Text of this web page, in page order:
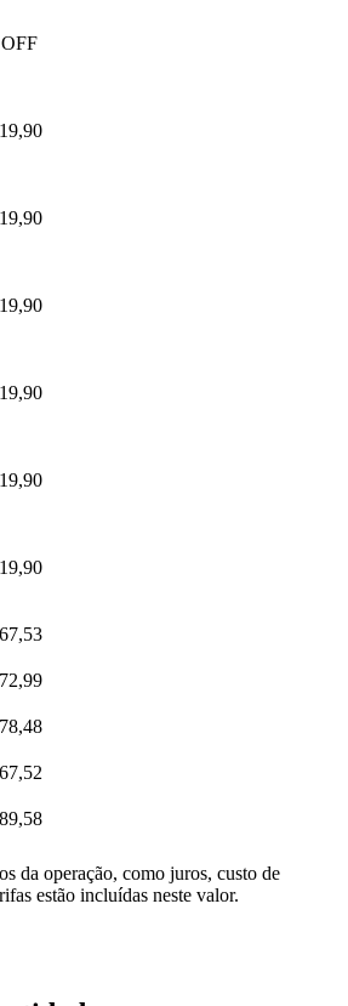
da operação, como juros, custo de
estão incluídas neste valor.